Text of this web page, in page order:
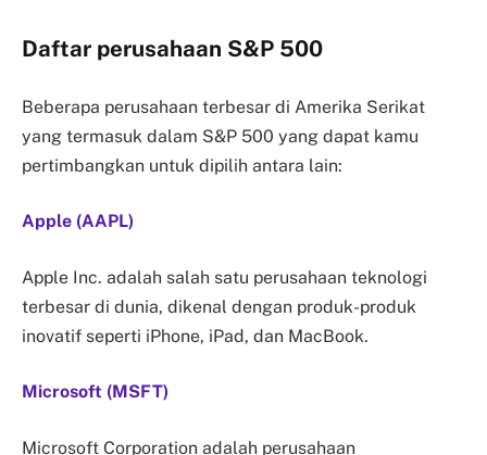
Daftar perusahaan S&P 500
Beberapa perusahaan terbesar di Amerika Serikat
yang termasuk dalam S&P 500 yang dapat kamu
pertimbangkan untuk dipilih antara lain:
Apple (AAPL)
Apple Inc. adalah salah satu perusahaan teknologi
terbesar di dunia, dikenal dengan produk-produk
inovatif seperti iPhone, iPad, dan MacBook.
Microsoft (MSFT)
Microsoft Corporation adalah perusahaan